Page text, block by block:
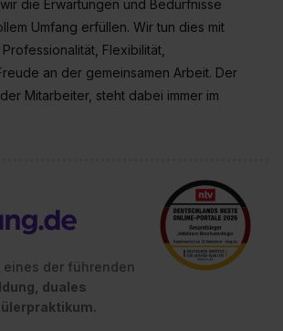
Informationen:Datenschutzerklärung
die Erwartungen und Bedürfnisse
Umfang erfüllen. Wir tun dies mit
Flexibilität,
an der gemeinsamen Arbeit. Der
Mitarbeiter, steht dabei immer im
der führenden
duales